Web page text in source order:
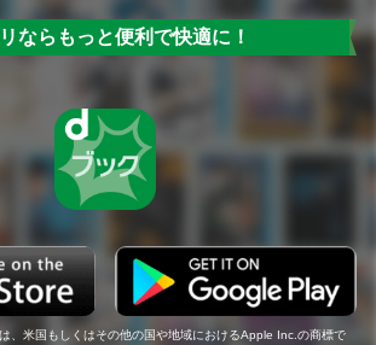
ならもっと便利で快適に！
、米国もしくはその他の国や地域におけるApple Inc.の商標で